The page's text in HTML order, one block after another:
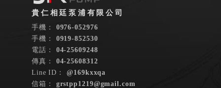
@169kxxqa
04-25609248
0976-052976
0919-852530
04-25608312
grstpp1219@gmail.com